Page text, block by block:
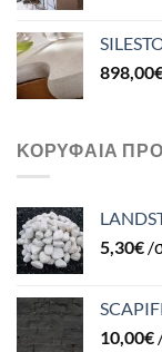
898,00
ΚΟΡΥΦΑΊΑ
5,30€ /
10,00€